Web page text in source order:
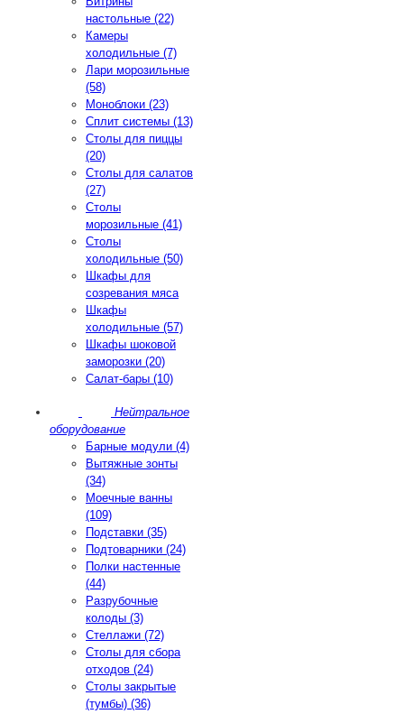
настольные (22)
Камеры
холодильные (7)
Лари морозильные
(58)
Моноблоки (23)
Сплит системы (13)
Столы для пиццы
(20)
Столы для салатов
(27)
Столы
морозильные (41)
Столы
холодильные (50)
Шкафы для
созревания мяса
Шкафы
холодильные (57)
Шкафы шоковой
заморозки (20)
Салат-бары (10)
Нейтральное
оборудование
Барные модули (4)
Вытяжные зонты
(34)
Моечные ванны
(109)
Подставки (35)
Подтоварники (24)
Полки настенные
(44)
Разрубочные
колоды (3)
Стеллажи (72)
Столы для сбора
отходов (24)
Столы закрытые
(тумбы) (36)